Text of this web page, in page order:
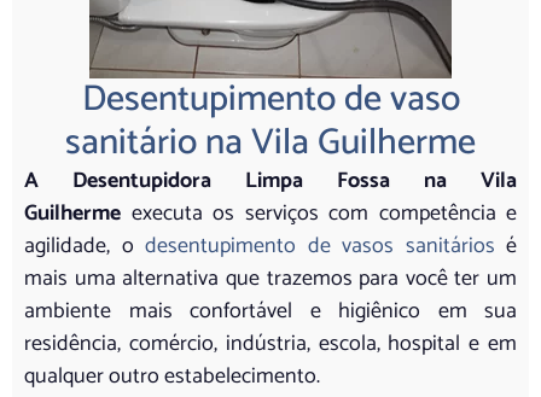
Desentupimento de vaso
sanitário na Vila Guilherme
A Desentupidora Limpa Fossa na Vila
Guilherme executa os serviços com competência e
agilidade, o desentupimento de vasos sanitários é
mais uma alternativa que trazemos para você ter um
ambiente mais confortável e higiênico em sua
residência, comércio, indústria, escola, hospital e em
qualquer outro estabelecimento.